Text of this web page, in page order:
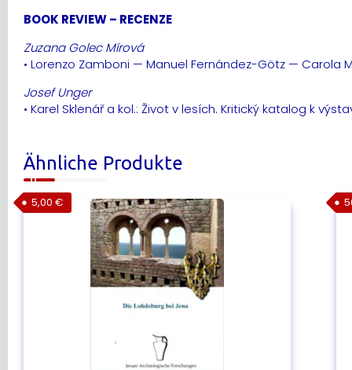
BOOK REVIEW – RECENZE
Zuzana Golec Mírová
• Lorenzo Zamboni — Manuel Fernández-Götz — Carola
Josef Unger
• Karel Sklenář a kol.: Život v lesích. Kritický katalog k
Ähnliche Produkte
5,00 €